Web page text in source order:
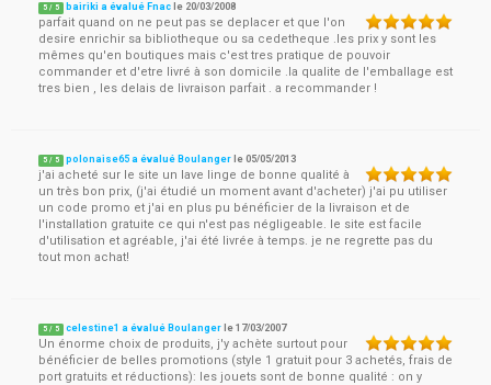
5 / 5 bairiki a évalué Fnac le 20/03/2008
parfait quand on ne peut pas se deplacer et que l'on
desire enrichir sa bibliotheque ou sa cedetheque .les prix y sont les
mêmes qu'en boutiques mais c'est tres pratique de pouvoir
commander et d'etre livré à son domicile .la qualite de l'emballage est
tres bien , les delais de livraison parfait . a recommander !
5 / 5 polonaise65 a évalué Boulanger le05/05/2013
j'ai acheté sur le site un lave linge de bonne qualité à
un très bon prix, (j'ai étudié un moment avant d'acheter) j'ai pu utiliser
un code promo et j'ai en plus pu bénéficier de la livraison et de
l'installation gratuite ce qui n'est pas négligeable. le site est facile
d'utilisation et agréable, j'ai été livrée à temps. je ne regrette pas du
tout mon achat!
5 / 5 celestine1 a évalué Boulanger le17/03/2007
Un énorme choix de produits, j'y achète surtout pour
bénéficier de belles promotions (style 1 gratuit pour 3 achetés, frais de
port gratuits et réductions): les jouets sont de bonne qualité : on y